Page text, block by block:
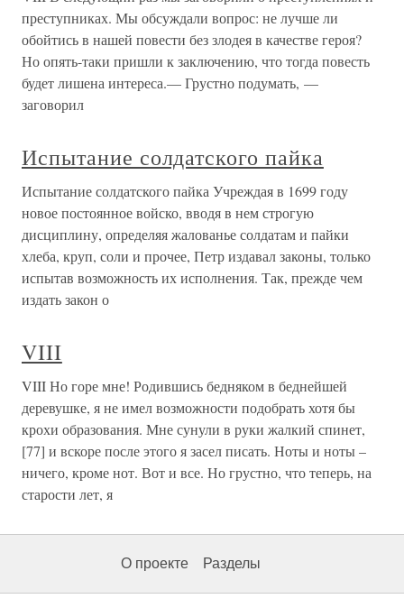
преступниках. Мы обсуждали вопрос: не лучше ли
обойтись в нашей повести без злодея в качестве героя?
Но опять-таки пришли к заключению, что тогда повесть
будет лишена интереса.— Грустно подумать, —
заговорил
Испытание солдатского пайка
Испытание солдатского пайка Учреждая в 1699 году
новое постоянное войско, вводя в нем строгую
дисциплину, определяя жалованье солдатам и пайки
хлеба, круп, соли и прочее, Петр издавал законы, только
испытав возможность их исполнения. Так, прежде чем
издать закон о
VIII
VIII Но горе мне! Родившись бедняком в беднейшей
деревушке, я не имел возможности подобрать хотя бы
крохи образования. Мне сунули в руки жалкий спинет,
[77] и вскоре после этого я засел писать. Ноты и ноты –
ничего, кроме нот. Вот и все. Но грустно, что теперь, на
старости лет, я
О проекте Разделы